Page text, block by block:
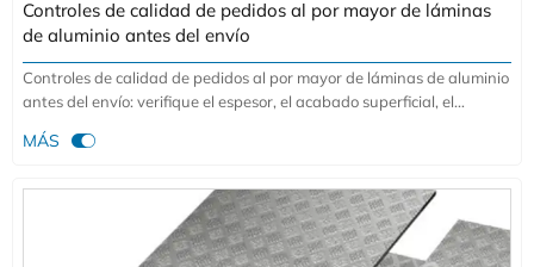
Controles de calidad de pedidos al por mayor de láminas
de aluminio antes del envío
Controles de calidad de pedidos al por mayor de láminas de aluminio
antes del envío: verifique el espesor, el acabado superficial, el
disputas y garantizar un suministro industrial confiable.
MÁS 